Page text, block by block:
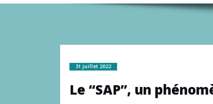
31 juillet 2022
Le “SAP”, un